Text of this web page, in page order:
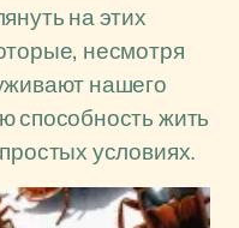
на этих
несмотря
нашего
способность жить
условиях.